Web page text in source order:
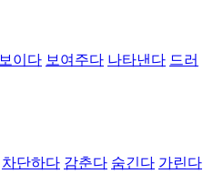
보이다 보여주다 나타낸다 드러
차단하다 감춘다 숨긴다 가린다